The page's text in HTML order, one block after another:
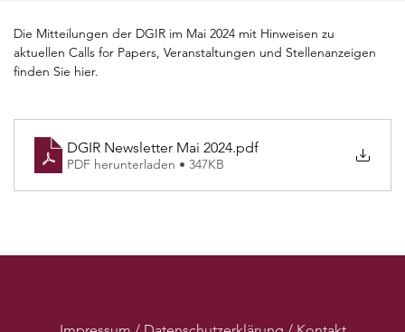
Die Mitteilungen der DGIR im Mai 2024 mit Hinweisen zu
aktuellen Calls for Papers, Veranstaltungen und Stellenanzeigen
finden Sie hier.
DGIR Newsletter Mai 2024.pdf
PDF herunterladen • 347KB